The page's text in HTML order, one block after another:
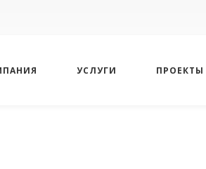
УСЛУГИ ПРОЕКТЫ